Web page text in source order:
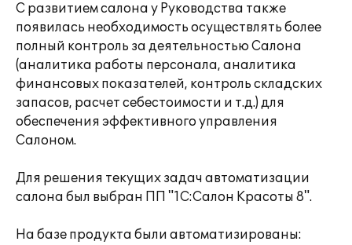
С развитием салона у Руководства также
появилась необходимость осуществлять более
полный контроль за деятельностью Салона
(аналитика работы персонала, аналитика
финансовых показателей, контроль складских
запасов, расчет себестоимости и т.д.) для
обеспечения эффективного управления
Салоном.
Для решения текущих задач автоматизации
салона был выбран ПП "1С:Салон Красоты 8".
На базе продукта были автоматизированы: